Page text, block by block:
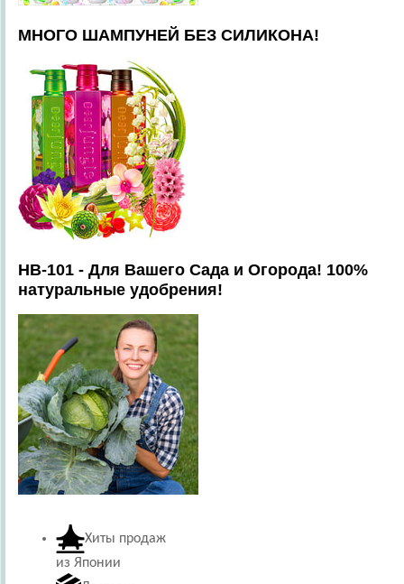
МНОГО ШАМПУНЕЙ БЕЗ СИЛИКОНА!
HB-101 - Для Вашего Сада и Огорода! 100%
натуральные удобрения!
Хиты продаж
из Японии